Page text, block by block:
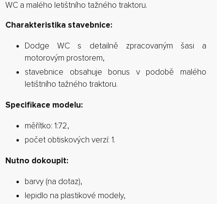
WC a malého letištního tažného traktoru.
Charakteristika stavebnice:
Dodge WC s detailně zpracovaným šasi a
motorovým prostorem,
stavebnice obsahuje bonus v podobě malého
letištního tažného traktoru.
Specifikace modelu:
měřítko: 1:72,
počet obtiskových verzí: 1.
Nutno dokoupit:
barvy (na dotaz),
lepidlo na plastikové modely,